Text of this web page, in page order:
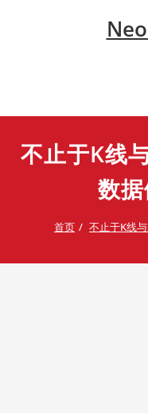
不止于K线
数
首页 不止于K线